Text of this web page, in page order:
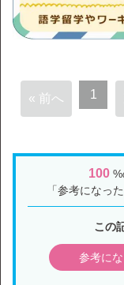
« 前へ 1
100%
「参考になっ
この
参考に